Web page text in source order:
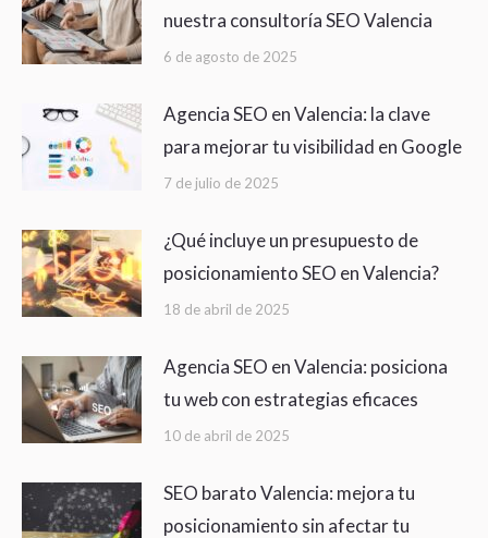
nuestra consultoría SEO Valencia
6 de agosto de 2025
Agencia SEO en Valencia: la clave
para mejorar tu visibilidad en Google
7 de julio de 2025
¿Qué incluye un presupuesto de
posicionamiento SEO en Valencia?
18 de abril de 2025
Agencia SEO en Valencia: posiciona
tu web con estrategias eficaces
10 de abril de 2025
SEO barato Valencia: mejora tu
posicionamiento sin afectar tu